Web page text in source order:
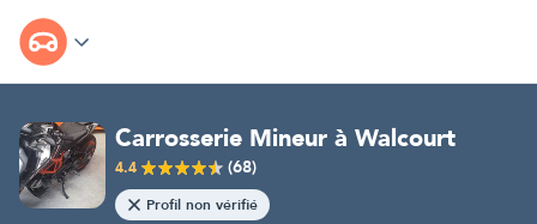
Carrosserie Mineur à Walcourt
4.4 (68)
Profil non vérifié